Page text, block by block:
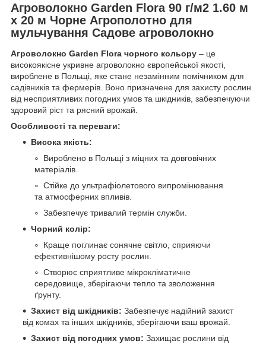
Агроволокно Garden Flora 90 г/м2 1.60 м
х 20 м Чорне Агрополотно для
мульчування Садове агроволокно
Агроволокно Garden Flora чорного кольору – це
високоякісне укривне агроволокно європейської якості,
вироблене в Польщі, яке стане незамінним помічником для
садівників та фермерів. Воно призначене для захисту рослин
від несприятливих погодних умов та шкідників, забезпечуючи
здоровий ріст та рясний врожай.
Особливості та переваги:
Висока якість:
Вироблено в Польщі з міцних та довговічних
матеріалів.
Стійке до ультрафіолетового випромінювання
та атмосферних впливів.
Забезпечує тривалий термін служби.
Чорний колір:
Краще поглинає сонячне світло, сприяючи
ефективнішому росту рослин.
Створює сприятливе мікрокліматичне
середовище, зберігаючи тепло та зволоження
ґрунту.
Захист від шкідників: Забезпечує надійний захист
від комах та інших шкідників, зберігаючи ваш врожай.
Захист від погодних умов: Захищає рослини від